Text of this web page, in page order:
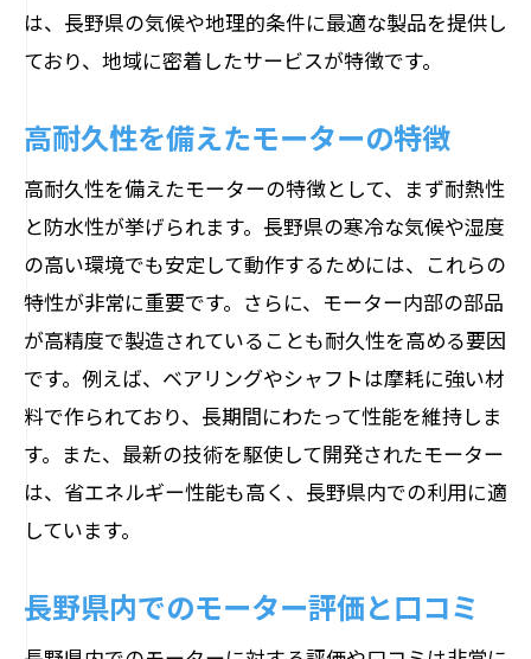
は、長野県の気候や地理的条件に最適な製品を提供し
ており、地域に密着したサービスが特徴です。
高耐久性を備えたモーターの特徴
高耐久性を備えたモーターの特徴として、まず耐熱性
と防水性が挙げられます。長野県の寒冷な気候や湿度
の高い環境でも安定して動作するためには、これらの
特性が非常に重要です。さらに、モーター内部の部品
が高精度で製造されていることも耐久性を高める要因
です。例えば、ベアリングやシャフトは摩耗に強い材
料で作られており、長期間にわたって性能を維持しま
す。また、最新の技術を駆使して開発されたモーター
は、省エネルギー性能も高く、長野県内での利用に適
しています。
長野県内でのモーター評価と口コミ